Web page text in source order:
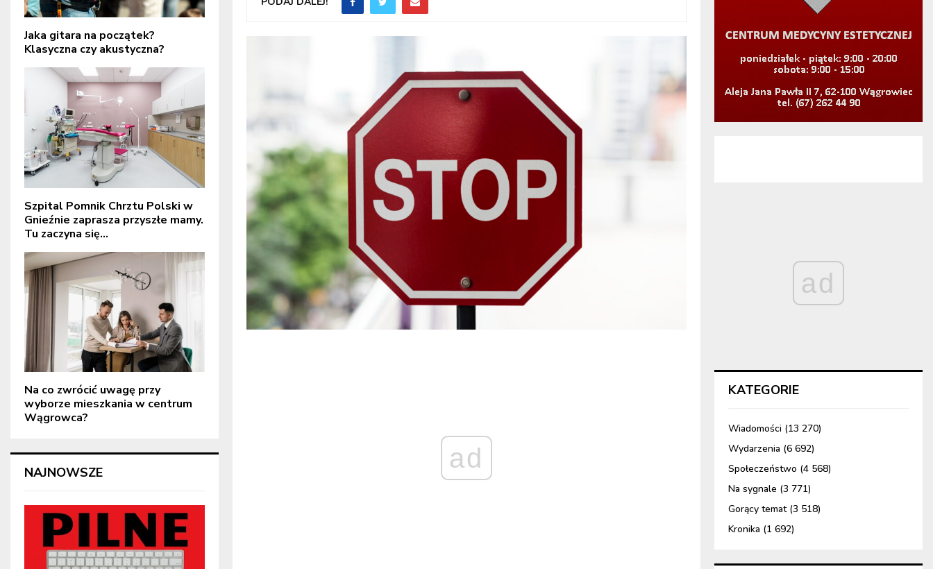
ad
Jaka gitara na początek?
Klasyczna czy akustyczna?
Szpital Pomnik Chrztu Polski w
Gnieźnie zaprasza przyszłe mamy.
Tu zaczyna się...
Na co zwrócić uwagę przy
wyborze mieszkania w centrum
Wągrowca?
NAJNOWSZE
ad
KATEGORIE
Wiadomości (13 270)
Wydarzenia (6 692)
Społeczeństwo (4 568)
Na sygnale (3 771)
Gorący temat(3 518)
Kronika (1 692)